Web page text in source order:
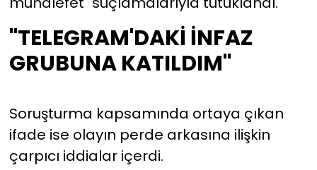
"TELEGRAM'DAKİ İNFAZ
GRUBUNA KATILDIM"
Soruşturma kapsamında ortaya çıkan
ifade ise olayın perde arkasına ilişkin
çarpıcı iddialar içerdi.